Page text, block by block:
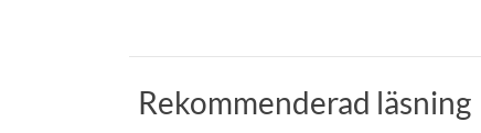
Rekommenderad läsning